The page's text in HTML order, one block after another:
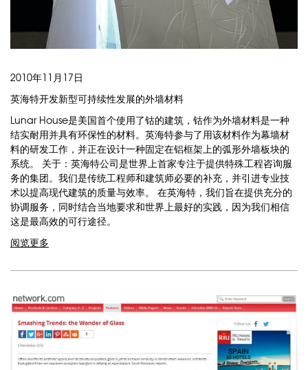
2010年11月17日
英海特开发新型可持续性发展的外墙材料
Lunar House是美国首个使用了钴的建筑，钴作为外墙材料是一种
结实耐用并具有环保性的材料。英海特参与了用该材料作为幕墙材
料的研发工作，并正在设计一种固定在铝框架上的弧形外墙板块的
系统。 关于：英海特公司是世界上首家专注于提供特殊工程咨询服
务的集团。我们是传统工程师和建筑师必要的补充，并引进专业技
术以提高现代建筑的质量与效率。 在英海特，我们旨在提供充分的
协调服务，同时结合当地要求和世界上最好的实践，因为我们相信
这是最高效的可行途径。
阅览更多